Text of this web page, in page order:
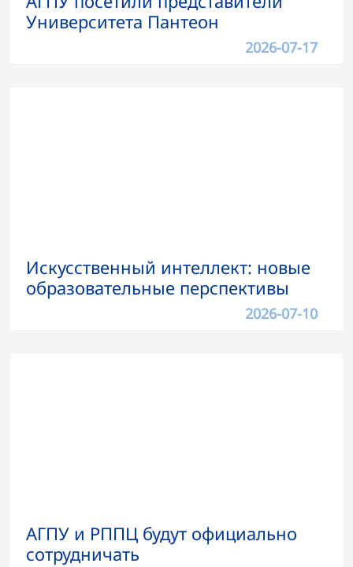
Университета Пантеон
2026-07-17
Искусственный интеллект: новые
образовательные перспективы
2026-07-10
АГПУ и РППЦ будут официально
сотрудничать